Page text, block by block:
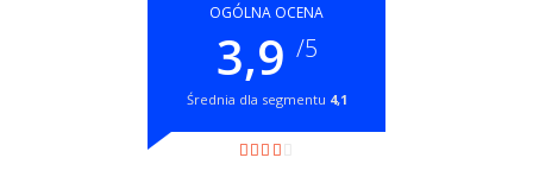
OGÓLNA OCENA
3,9 /5
Średnia dla segmentu 4,1